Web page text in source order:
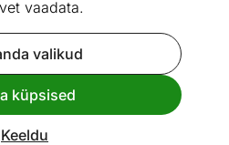
vaadata.
valikud
küpsised
Keeldu
Vaata sarnaseid